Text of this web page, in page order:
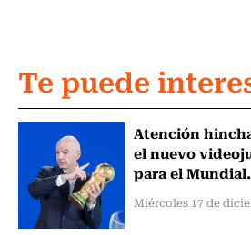
Te puede
Atención
el nuevo
para el
Miércoles 17 de